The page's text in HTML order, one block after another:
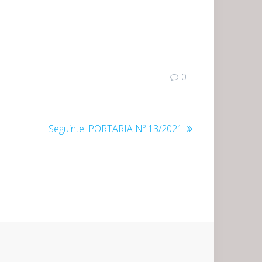
0
Seguinte: Post
PORTARIA Nº 13/2021